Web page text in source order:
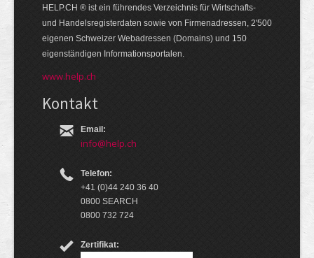
HELP.CH ® ist ein führendes Ver­zeich­nis für Wirt­schafts-
und Handels­register­daten so­wie von Firmen­adressen, 2'500
eige­nen Schweizer Web­adressen (Domains) und 150
eigen­ständigen Infor­mations­por­talen.
www.help.ch
Kontakt
Email:
info@help.ch
Telefon:
+41 (0)44 240 36 40
0800 SEARCH
0800 732 724
Zertifikat: